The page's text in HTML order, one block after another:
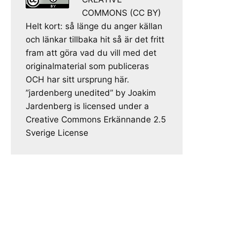
COMMONS (CC BY)
Helt kort: så länge du anger källan
och länkar tillbaka hit så är det fritt
fram att göra vad du vill med det
originalmaterial som publiceras
OCH har sitt ursprung här.
”jardenberg unedited” by Joakim
Jardenberg is licensed under a
Creative Commons Erkännande 2.5
Sverige License